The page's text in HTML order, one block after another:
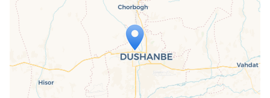
Travelers' Map wird geladen …
Wenn du dies siehst, nachdem deine
Seite vollständig geladen wurde,
fehlen leafletJS-Dateien.